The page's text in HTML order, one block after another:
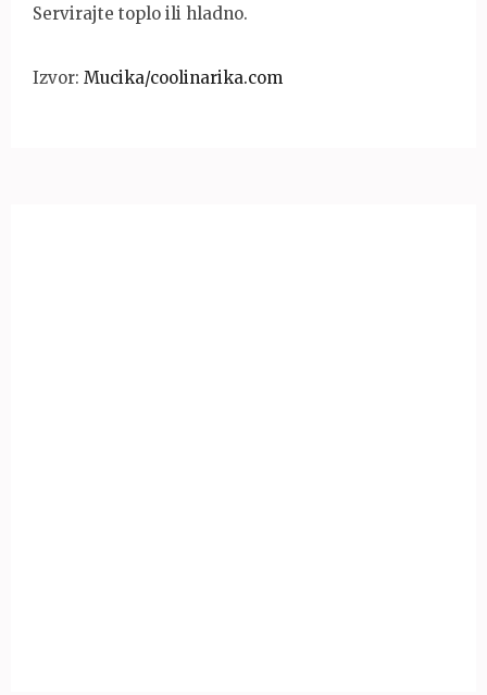
Servirajte toplo ili hladno.
Izvor: Mucika/coolinarika.com